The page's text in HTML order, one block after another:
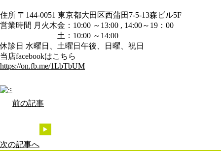
住所 〒144-0051 東京都大田区西蒲田7-5-13森ビル5F
営業時間 月火木金：10:00 ～13:00 , 14:00～19：00
土：10:00 ～14:00
休診日 水曜日、土曜日午後、日曜、祝日
当店facebookはこちら
https://on.fb.me/1LbTbUM
前の記事
次の記事へ